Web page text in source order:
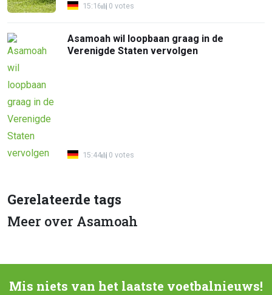
15:16 0 votes
Asamoah wil loopbaan graag in de
Verenigde Staten vervolgen
15:44 0 votes
Gerelateerde tags
Meer over Asamoah
Mis niets van het laatste voetbalnieuws!